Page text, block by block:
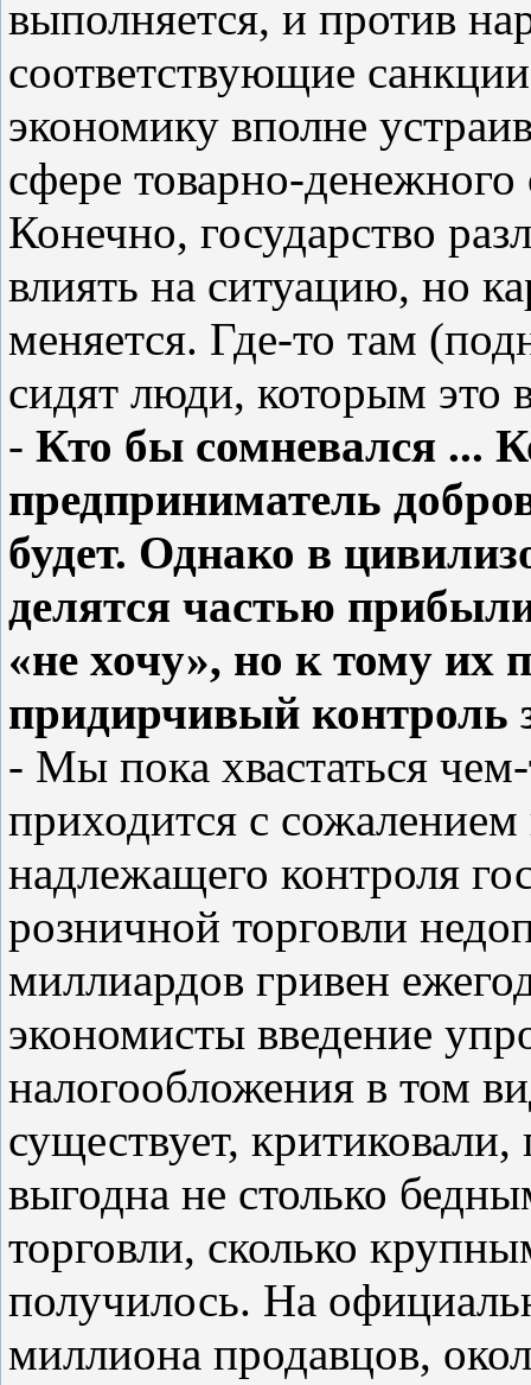
выполняется, и против
соответствующие
экономику вполне
сфере товарно-
Конечно, государство
влиять на ситуацию, но
меняется. Где-то там
сидят люди, которым это
- Кто бы сомневался ...
предприниматель
будет. Однако в
делятся частью
«не хочу», но к тому их
придирчивый контроль
- Мы пока хвастаться
приходится с сожалением
надлежащего контроля
розничной торговли
миллиардов гривен
экономисты введение
налогообложения в том
существует,
выгодна не столько
торговли, сколько
получилось. На
миллиона продавцов,